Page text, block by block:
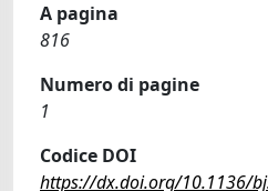
A pagina
816
Numero di pagine
1
Codice DOI
https://dx.doi.org/10.1136/